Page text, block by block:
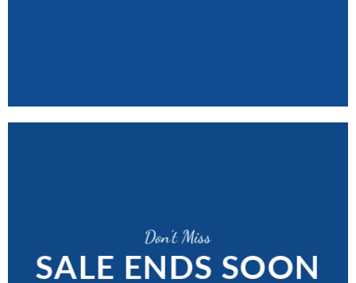
Don’t Miss
SALE ENDS SOON